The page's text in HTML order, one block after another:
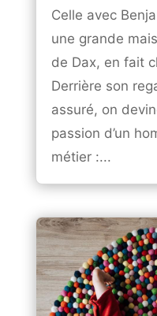
Celle avec
une grande
de Dax, en fait
Derrière son
assuré, on
passion d’un
métier :...